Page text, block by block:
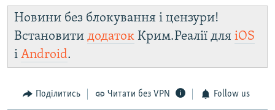
Новини без блокування і цензури!
Встановити додаток Крим.Реалії для iOS
і Android.
Поділитись Читати без VPN Follow us